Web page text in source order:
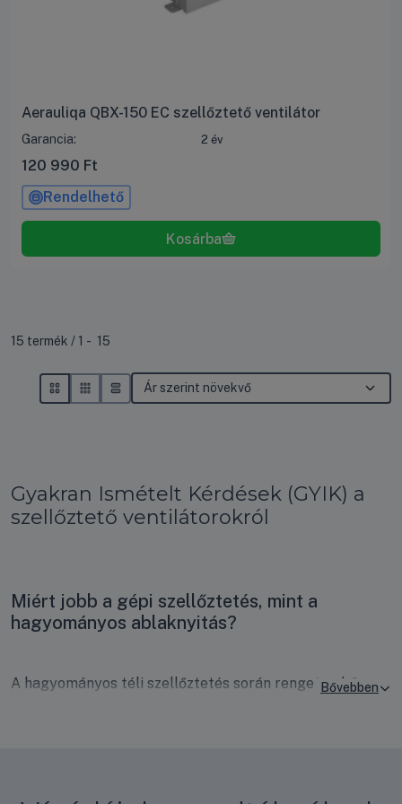
Aerauliqa QBX-150 EC szellőztető ventilátor
Garancia: 2 év
120 990 Ft
Rendelhető
Összes termék a kategóriában
15 termék 1 15
Gyakran Ismételt Kérdések (GYIK) a
szellőztető ventilátorokról
Miért jobb a gépi szellőztetés, mint a
hagyományos ablaknyitás?
A hagyományos téli szellőztetés során rengeteg hő